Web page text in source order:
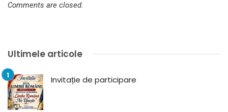
Comments are closed.
Ultimele articole
Invitație de participare